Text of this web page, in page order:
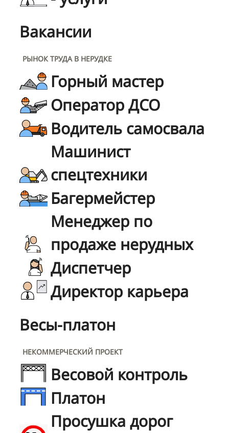
Вакансии
РЫНОК ТРУДА В НЕРУДКЕ
Горный мастер
Оператор ДСО
Водитель самосвала
Машинист
спецтехники
Багермейстер
Менеджер по
продаже нерудных
Диспетчер
Директор карьера
Весы-платон
НЕКОММЕРЧЕСКИЙ ПРОЕКТ
Весовой контроль
Платон
Просушка дорог